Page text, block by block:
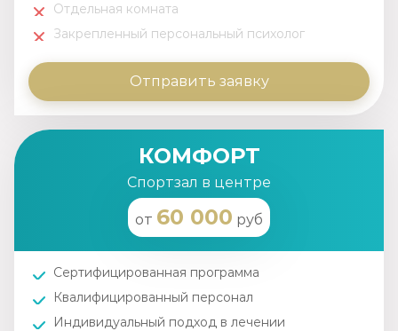
Отдельная комната
Закрепленный персональный психолог
Отправить заявку
КОМФОРТ
Спортзал в центре
от 60 000 руб
Сертифицированная программа
Квалифицированный персонал
Индивидуальный подход в лечении